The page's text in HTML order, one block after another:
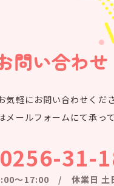
問い合わせ
気軽にお問い合わせくださ
メールフォームにて承って
31-
〜17:00 / 休業日 土